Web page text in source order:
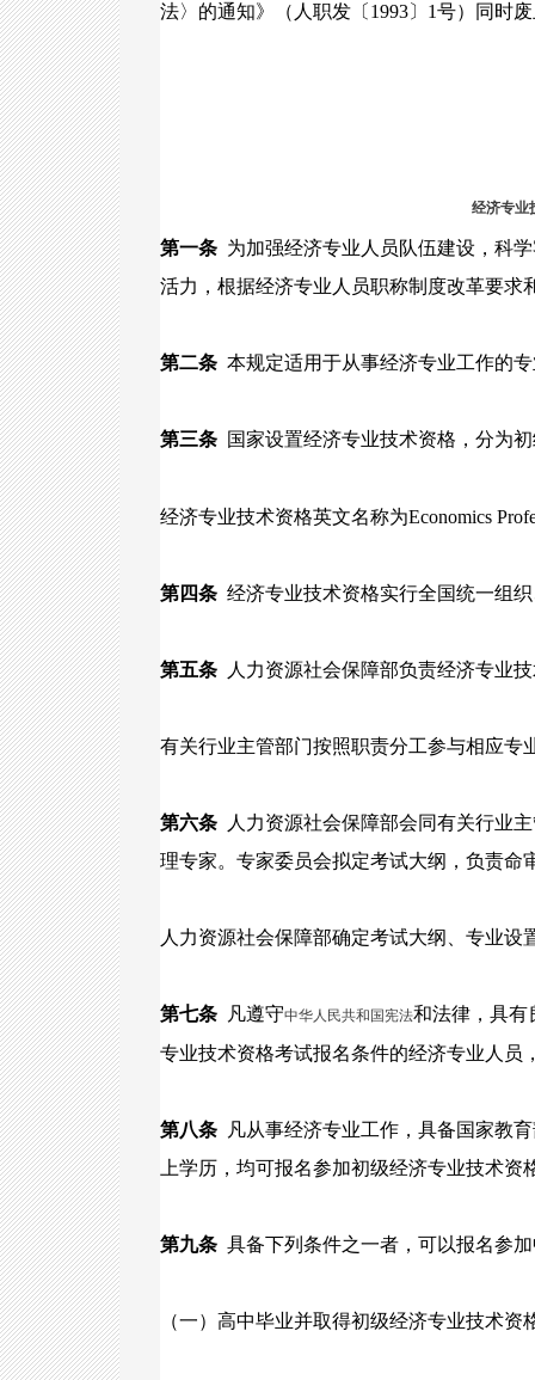
法〉的通知》（人职发〔1993〕1号）同时
经济专业技术资格
第一条 为加强经济专业人员队伍建设，科
活力，根据经济专业人员职称制度改革要求
第二条 本规定适用于从事经济专业工作的
第三条 国家设置经济专业技术资格，分为
经济专业技术资格英文名称为Economics
第四条 经济专业技术资格实行全国统一组
第五条 人力资源社会保障部负责经济专业
有关行业主管部门按照职责分工参与相应专
第六条
人力资源社会保障部会同有关行业
理专家。专家委员会拟定考试大纲，负责命
人力资源社会保障部确定考试大纲、专业设
第七条 凡遵守中华人民共和国宪法和法律，具有
专业技术资格考试报名条件的经济专业人员
第八条
凡从事经济专业工作，具备国家教
上学历，均可报名参加初级经济专业技术资
第九条 具备下列条件之一者，可以报名参
（一）高中毕业并取得初级经济专业技术